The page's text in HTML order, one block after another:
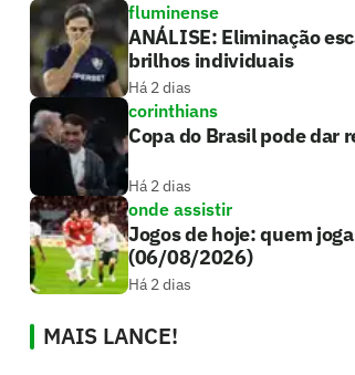
fluminense
ANÁLISE: Eliminação
brilhos individuais
Há 2 dias
corinthians
Copa do Brasil pode dar
Há 2 dias
onde assistir
Jogos de hoje: quem
(06/08/2026)
Há 2 dias
MAIS LANCE!